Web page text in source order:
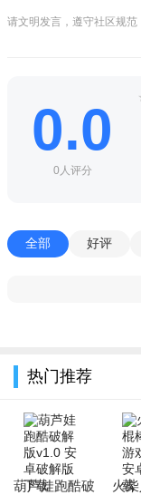
请文明发言，遵守社区规范
0.0
0人评分
全部 好评
热门推荐
葫芦娃跑酷破
火